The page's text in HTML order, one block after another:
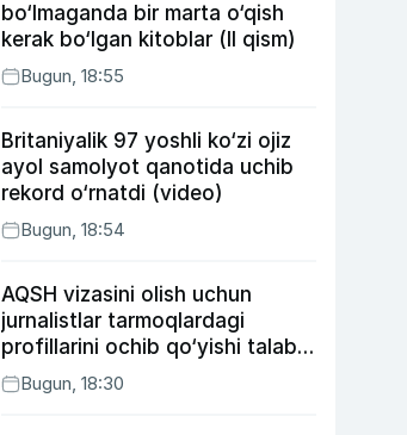
bo‘lmaganda bir marta o‘qish
kerak bo‘lgan kitoblar (II qism)
Bugun, 18:55
Britaniyalik 97 yoshli ko‘zi ojiz
ayol samolyot qanotida uchib
rekord o‘rnatdi (video)
Bugun, 18:54
AQSH vizasini olish uchun
jurnalistlar tarmoqlardagi
profillarini ochib qo‘yishi talab
etilishi mumkin
Bugun, 18:30